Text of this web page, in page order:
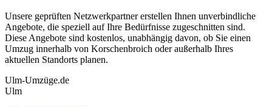
Unsere geprüften Netzwerkpartner erstellen Ihnen unverbindliche
Angebote, die speziell auf Ihre Bedürfnisse zugeschnitten sind.
Diese Angebote sind kostenlos, unabhängig davon, ob Sie einen
Umzug innerhalb von Korschenbroich oder außerhalb Ihres
aktuellen Standorts planen.
Ulm-Umzüge.de
Ulm